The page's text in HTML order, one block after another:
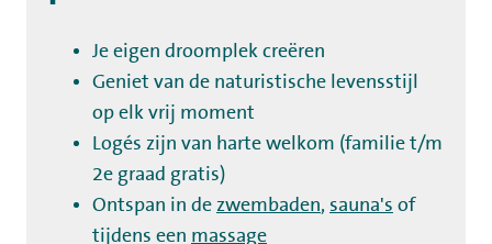
Je eigen droomplek creëren
Geniet van de naturistische levensstijl
op elk vrij moment
Logés zijn van harte welkom (familie t/m
2e graad gratis)
Ontspan in de zwembaden, sauna's of
tijdens een massage